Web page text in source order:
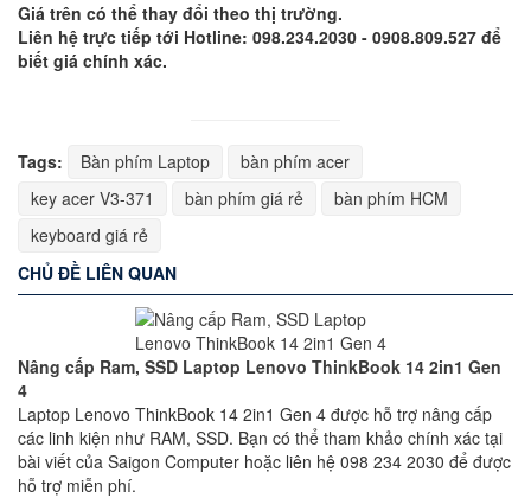
Giá trên có thể thay đổi theo thị trường.
Liên hệ trực tiếp tới Hotline: 098.234.2030 - 0908.809.527 để
biết giá chính xác.
Tags: Bàn phím Laptop
bàn phím acer
key acer V3-371
bàn phím giá rẻ
bàn phím HCM
keyboard giá rẻ
CHỦ ĐỀ LIÊN QUAN
Nâng cấp Ram, SSD Laptop Lenovo ThinkBook 14 2in1 Gen
4
Laptop Lenovo ThinkBook 14 2in1 Gen 4 được hỗ trợ nâng cấp
các linh kiện như RAM, SSD. Bạn có thể tham khảo chính xác tại
bài viết của Saigon Computer hoặc liên hệ 098 234 2030 để được
hỗ trợ miễn phí.